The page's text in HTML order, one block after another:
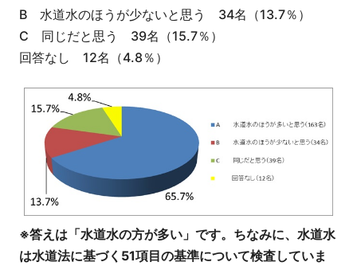
B 水道水のほうが少ないと思う 34名（13.7％）
C 同じだと思う 39名（15.7％）
回答なし 12名（4.8％）
※答えは「水道水の方が多い」です。ちなみに、水道水
は水道法に基づく51項目の基準について検査していま